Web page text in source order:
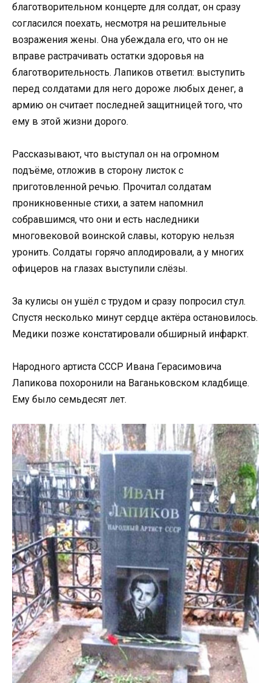
благотворительном концерте для солдат, он сразу
согласился поехать, несмотря на решительные
возражения жены. Она убеждала его, что он не
вправе растрачивать остатки здоровья на
благотворительность. Лапиков ответил: выступить
перед солдатами для него дороже любых денег, а
армию он считает последней защитницей того, что
ему в этой жизни дорого.
Рассказывают, что выступал он на огромном
подъёме, отложив в сторону листок с
приготовленной речью. Прочитал солдатам
проникновенные стихи, а затем напомнил
собравшимся, что они и есть наследники
многовековой воинской славы, которую нельзя
уронить. Солдаты горячо аплодировали, а у многих
офицеров на глазах выступили слёзы.
За кулисы он ушёл с трудом и сразу попросил стул.
Спустя несколько минут сердце актёра остановилось.
Медики позже констатировали обширный инфаркт.
Народного артиста СССР Ивана Герасимовича
Лапикова похоронили на Ваганьковском кладбище.
Ему было семьдесят лет.